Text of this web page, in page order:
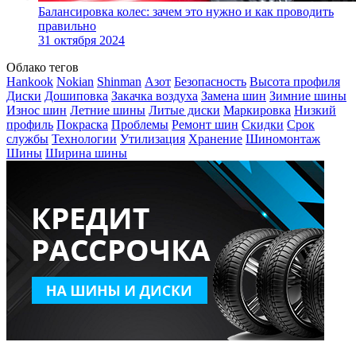
Балансировка колес: зачем это нужно и как проводить
правильно
31 октября 2024
Облако тегов
Hankook Nokian Shinman Азот Безопасность Высота профиля
Диски Дошиповка Закачка воздуха Замена шин Зимние шины
Износ шин Летние шины Литые диски Маркировка Низкий
профиль Покраска Проблемы Ремонт шин Скидки Срок
службы Технологии Утилизация Хранение Шиномонтаж
Шины Ширина шины